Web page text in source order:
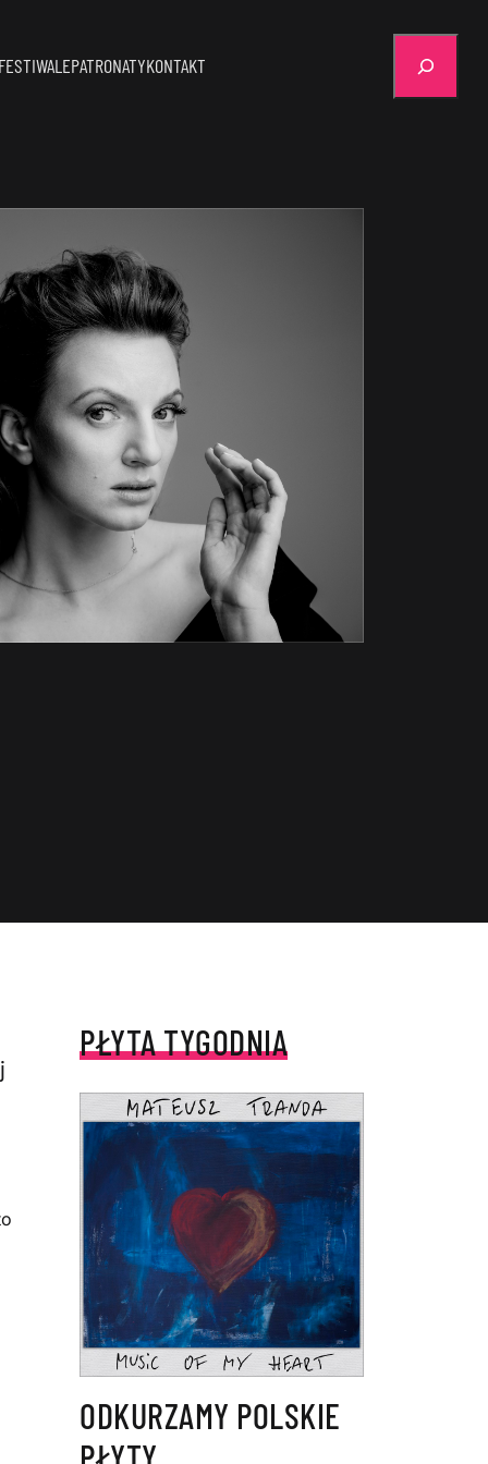
PATRONATYKONTAKT
PŁYTA TYGODNIA
ODKURZAMY POLSKIE